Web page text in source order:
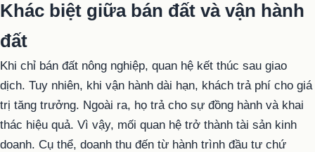
Khác biệt giữa bán đất và vận hành
đất
Khi chỉ bán đất nông nghiệp, quan hệ kết thúc sau giao
dịch. Tuy nhiên, khi vận hành dài hạn, khách trả phí cho giá
trị tăng trưởng. Ngoài ra, họ trả cho sự đồng hành và khai
thác hiệu quả. Vì vậy, mối quan hệ trở thành tài sản kinh
doanh. Cụ thể, doanh thu đến từ hành trình đầu tư chứ